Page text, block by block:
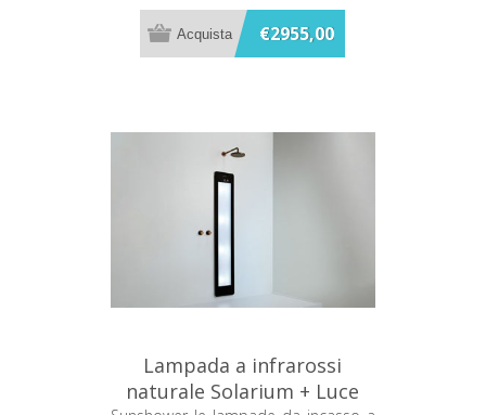
terapeutico mentre ti fai la doccia
€2955,00
Lampada a infrarossi
naturale Solarium + Luce